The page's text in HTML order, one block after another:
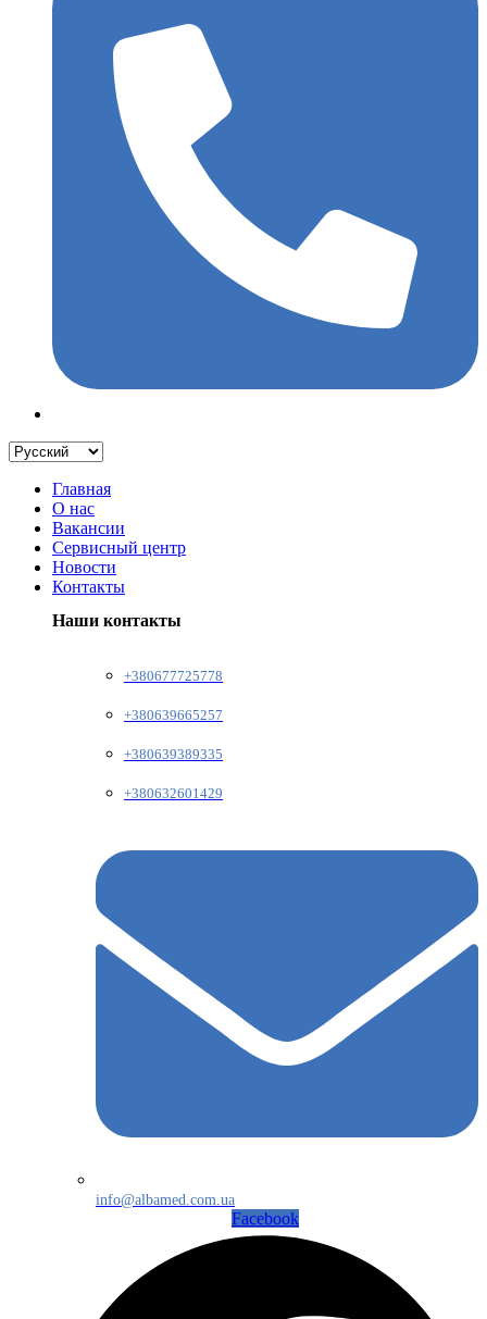
Главная
О нас
Вакансии
Сервисный центр
Новости
Контакты
Наши контакты
+380677725778
+380639665257
+380639389335
+380632601429
info@albamed.com.ua
Facebook